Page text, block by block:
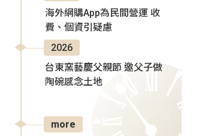
海外網購App為民間營運 收
費、個資引疑慮
2026
台東窯藝慶父親節 邀父子做
陶碗感念土地
more